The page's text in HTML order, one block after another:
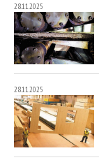
28.11.2025
28.11.2025